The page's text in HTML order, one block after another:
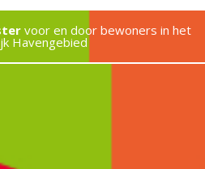
voor en door bewoners in het
Havengebied